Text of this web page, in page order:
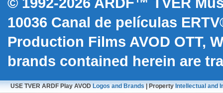
© 1992-2026 ARDF™ TVER
10036 Canal de películas
Production Films AVOD OTT,
brands contained herein are
USE TVER ARDF Play AVODLogos and Brands| PropertyIntellectual and